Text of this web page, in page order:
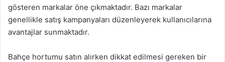
gösteren markalar öne çıkmaktadır. Bazı markalar
genellikle satış kampanyaları düzenleyerek kullanıcılarına
avantajlar sunmaktadır.
Bahçe hortumu satın alırken dikkat edilmesi gereken bir